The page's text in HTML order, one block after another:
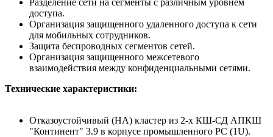
Разделение сети на сегменты с различным уровнем
доступа.
Организация защищенного удаленного доступа к сети
для мобильных сотрудников.
Защита беспроводных сегментов сетей.
Организация защищенного межсетевого
взаимодействия между конфиденциальными сетями.
Технические характеристики:
Отказоустойчивый (HA) кластер из 2-х КШ-СД АПКШ
"Континент" 3.9 в корпусе промышленного PC (1U).